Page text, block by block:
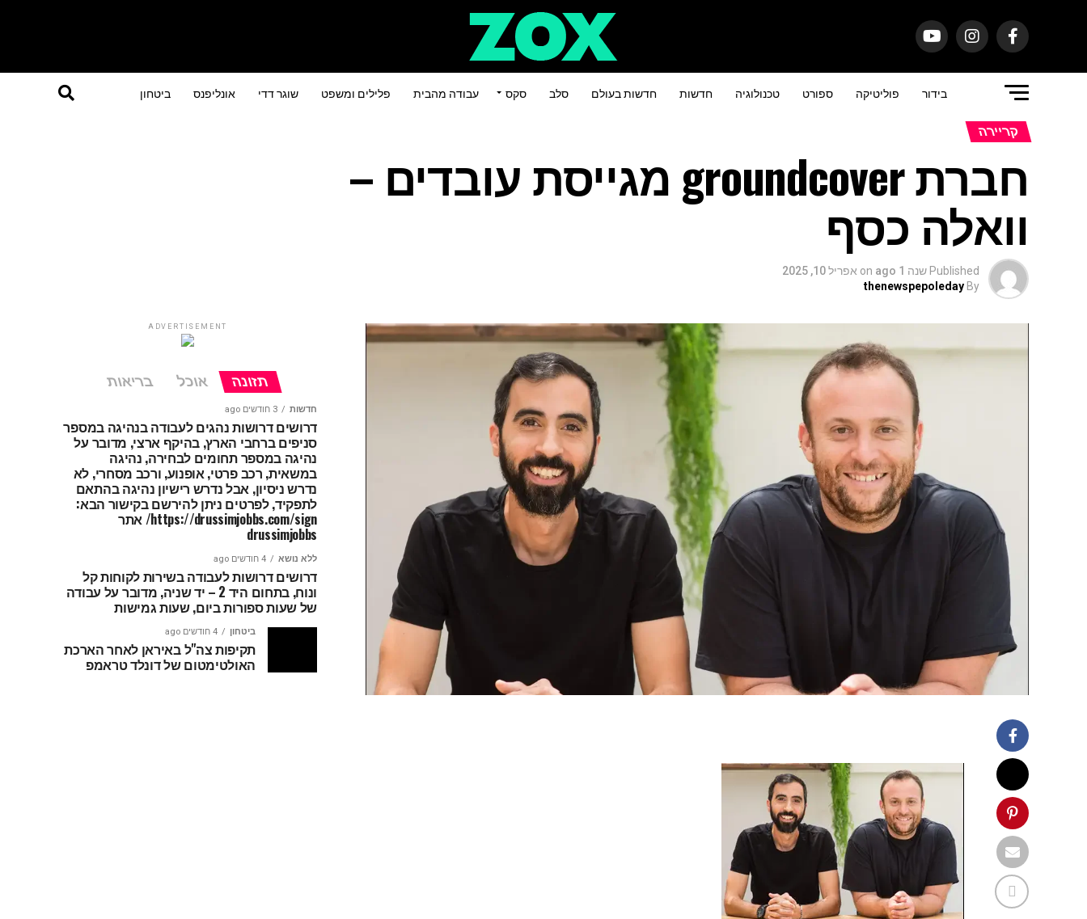
בידור פוליטיקה ספורט טכנולוגיה חדשות חדשות בעולם סלב סקס עבודה מהבית פלילים ומשפט שוגר דדי אונליפנס ביטחון
קריירה
חברת groundcover מגייסת עובדים –
וואלה כסף
Published שנה 1 ago on אפריל 10, 2025
By
thenewspepoleday
ADVERTISEMENT
תזונה אוכל בריאות
חדשות 3 חודשים ago
דרושים דרושות נהגים לעבודה בנהיגה במספר
סניפים ברחבי הארץ, בהיקף ארצי, מדובר על
נהיגה במספר תחומים לבחירה, נהיגה
במשאית, רכב פרטי, אופנוע, ורכב מסחרי, לא
נדרש ניסיון, אבל נדרש רישיון נהיגה בהתאם
לתפקיד, לפרטים ניתן להירשם בקישור הבא:
https://drussimjobbs.com/sign/ אתר
drussimjobbs
ללא נושא 4 חודשים ago
דרושים דרושות לעבודה בשירות לקוחות קל
ונוח, בתחום היד 2 – יד שניה, מדובר על עבודה
של שעות ספורות ביום, שעות גמישות
ביטחון 4 חודשים ago
תקיפות צה"ל באיראן לאחר הארכת
האולטימטום של דונלד טראמפ